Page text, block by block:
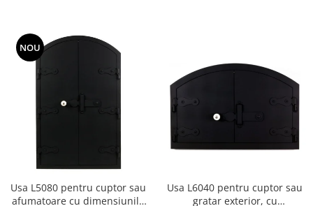
NOU
Usa L5080 pentru cuptor sau
afumatoare cu dimensiunile
Usa L6040 pentru cuptor sau
gratar exterior, cu